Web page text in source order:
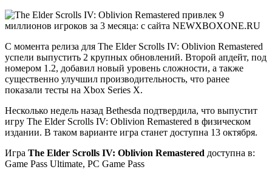
С момента релиза для The Elder Scrolls IV: Oblivion Remastered
успели выпустить 2 крупных обновлений. Второй апдейт, под
номером 1.2, добавил новый уровень сложности, а также
существенно улучшил производительность, что ранее
показали тесты на Xbox Series X.
Несколько недель назад Bethesda подтвердила, что выпустит
игру The Elder Scrolls IV: Oblivion Remastered в физическом
издании. В таком варианте игра станет доступна 13 октября.
Игра The Elder Scrolls IV: Oblivion Remastered доступна в:
Game Pass Ultimate, PC Game Pass